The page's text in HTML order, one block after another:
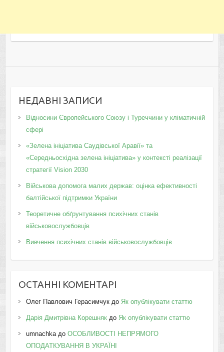
НЕДАВНІ ЗАПИСИ
Відносини Європейського Союзу і Туреччини у кліматичній
сфері
«Зелена ініціатива Саудівської Аравії» та
«Середньосхідна зелена ініціатива» у контексті реалізації
стратегії Vision 2030
Військова допомога малих держав: оцінка ефективності
балтійської підтримки України
Теоретичне обґрунтування психічних станів
військовослужбовців
Вивчення психічних станів військовослужбовців
ОСТАННІ КОМЕНТАРІ
Олег Павлович Герасимчукдо Як опублікувати статтю
Дарія Дмитрівна Корешнякдо Як опублікувати статтю
umnachkaдо ОСОБЛИВОСТІ НЕПРЯМОГО
ОПОДАТКУВАННЯ В УКРАЇНІ